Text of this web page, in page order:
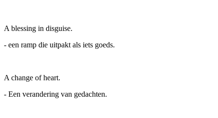
A blessing in disguise.
- een ramp die uitpakt als iets goeds.
A change of heart.
- Een verandering van gedachten.